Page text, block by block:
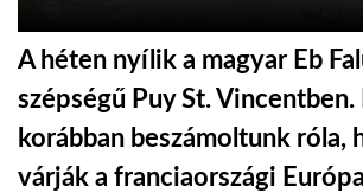
LINKTR.EE
GLOBOZSARU
A héten nyílik a magyar Eb
szépségű Puy St. Vincentben.
korábban beszámoltunk róla,
várják a franciaországi